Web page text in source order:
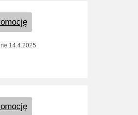
14.4.2025